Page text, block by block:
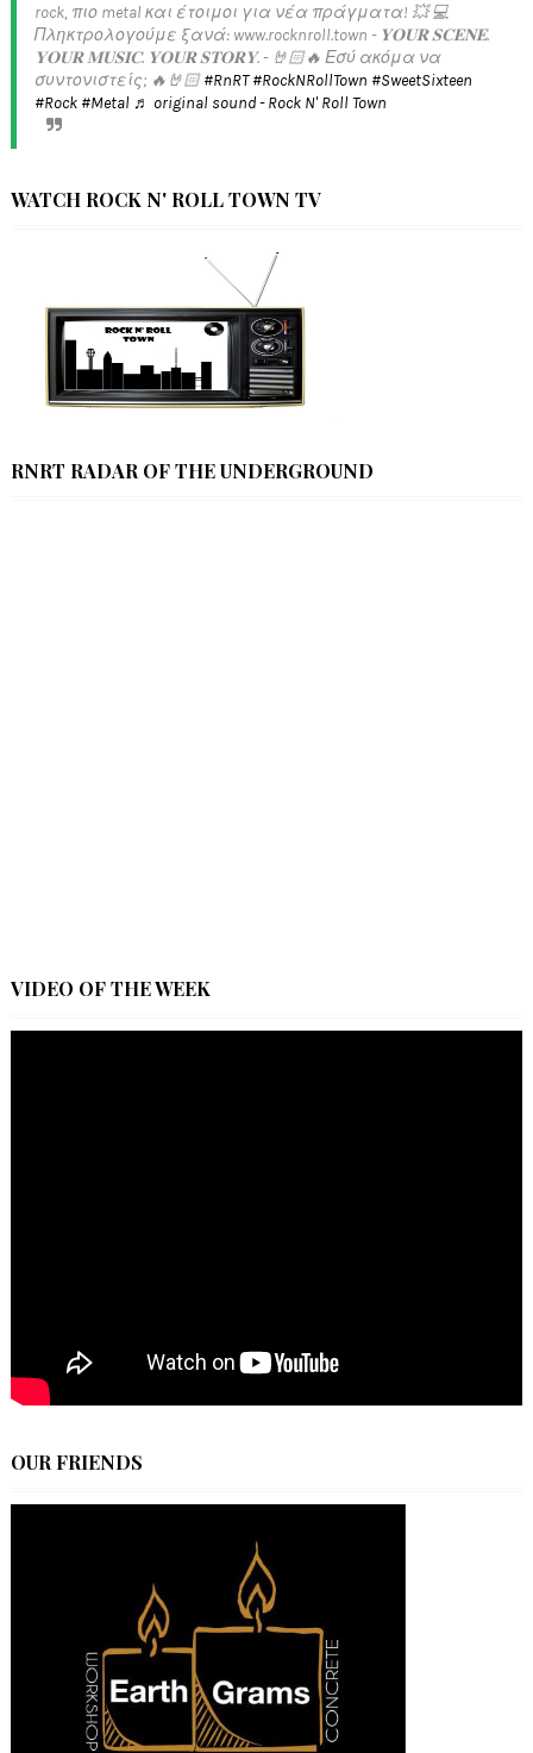
rock, πιο metal και έτοιμοι για νέα πράγματα! 💥 💻
Πληκτρολογούμε ξανά: www.rocknroll.town - 𝐘𝐎𝐔𝐑 𝐒𝐂𝐄𝐍𝐄.
𝐘𝐎𝐔𝐑 𝐌𝐔𝐒𝐈𝐂. 𝐘𝐎𝐔𝐑 𝐒𝐓𝐎𝐑𝐘. - 🤘🏻🔥 Εσύ ακόμα να
συντονιστείς; 🔥🤘🏻#RnRT #RockNRollTown #SweetSixteen
#Rock #Metal ♬ original sound - Rock N' Roll Town
WATCH ROCK N' ROLL TOWN TV
RNRT RADAR OF THE UNDERGROUND
VIDEO OF THE WEEK
OUR FRIENDS